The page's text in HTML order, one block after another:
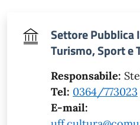
Settore Pubblica
Turismo, Sport e
Responsabile:
Tel: 0364/773023
E-mail: